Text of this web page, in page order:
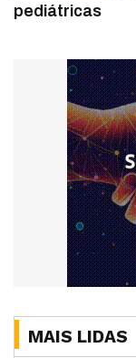
pediátricas
MAIS LIDAS